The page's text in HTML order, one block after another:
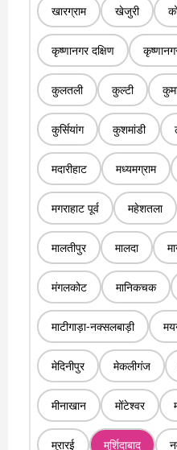
खारग्राम खेजुरी
कृष्णानगर दक्षिण
कुलतली कुल्टी
कुर्सियांग कुशमांडी
मदारीहाट मध्यमग्राम
मगराहाट पूर्व महेशतला
मालतीपुर मालदा
मंगलकोट मानिकचक
माटीगाड़ा-नक्सलबाड़ी
मेदिनीपुर मेकलीगंज
मीनाखान मोंटेश्वर
मुरारई मुर्शिदाबाद